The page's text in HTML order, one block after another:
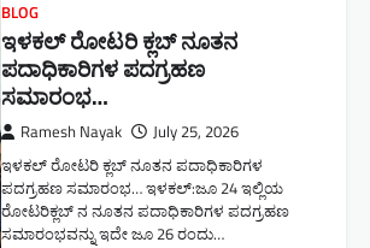
BLOG
ಇಳಕಲ್ ರೋಟರಿ ಕ್ಲಬ್ ನೂತನ‌
ಪದಾಧಿಕಾರಿಗಳ ಪದಗ್ರಹಣ
ಸಮಾರಂಭ…
Ramesh Nayak July 25, 2026
ಇಳಕಲ್ ರೋಟರಿ ಕ್ಲಬ್ ನೂತನ‌ ಪದಾಧಿಕಾರಿಗಳ
ಪದಗ್ರಹಣ ಸಮಾರಂಭ… ಇಳಕಲ್:ಜೂ 24 ಇಲ್ಲಿಯ
ರೋಟರಿಕ್ಲಬ್ ನ ನೂತನ ಪದಾಧಿಕಾರಿಗಳ ಪದಗ್ರಹಣ
ಸಮಾರಂಭವನ್ನು ಇದೇ ಜೂ 26 ರಂದು…